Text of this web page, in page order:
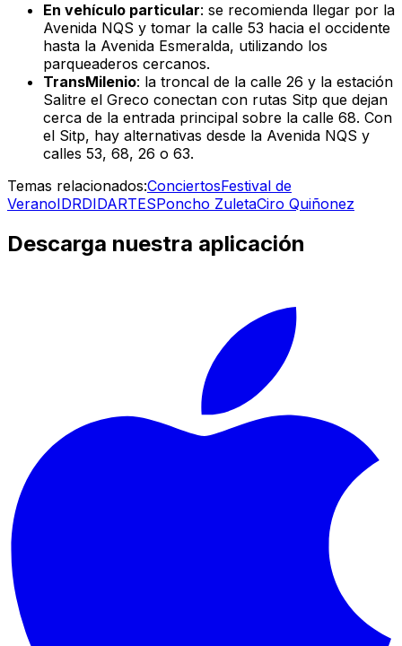
En vehículo particular: se recomienda llegar por la
Avenida NQS y tomar la calle 53 hacia el occidente
hasta la Avenida Esmeralda, utilizando los
parqueaderos cercanos.
TransMilenio: la troncal de la calle 26 y la estación
Salitre el Greco conectan con rutas Sitp que dejan
cerca de la entrada principal sobre la calle 68. Con
el Sitp, hay alternativas desde la Avenida NQS y
calles 53, 68, 26 o 63.
Temas relacionados:ConciertosFestival de
VeranoIDRDIDARTESPoncho ZuletaCiro Quiñonez
Descarga nuestra aplicación